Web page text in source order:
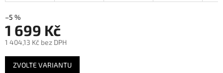
–5 %
1 699 Kč
1 404,13 Kč bez DPH
Měrná
cena:
ZVOLTE VARIANTU